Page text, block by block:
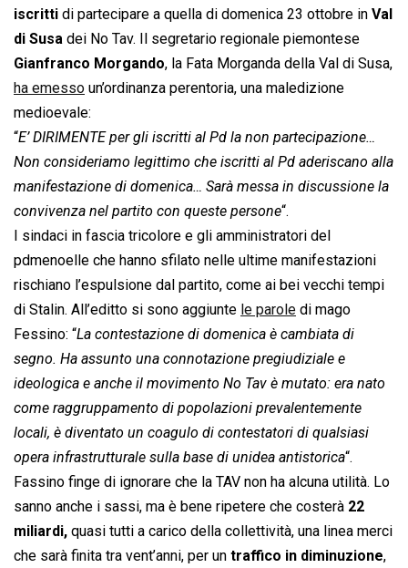
b
o
o
k
s
A
p
p
e
d
I
n
a
d
s
l
L
i
n
k
t
iscritti di partecipare a quella di domenica 23 ottobre in Val
di Susa dei No Tav. Il segretario regionale piemontese
Gianfranco Morgando, la Fata Morganda della Val di Susa,
ha emesso un’ordinanza perentoria, una maledizione
medioevale:
“E’ DIRIMENTE per gli iscritti al Pd la non partecipazione…
Non consideriamo legittimo che iscritti al Pd aderiscano alla
manifestazione di domenica… Sarà messa in discussione la
convivenza nel partito con queste persone“.
I sindaci in fascia tricolore e gli amministratori del
pdmenoelle che hanno sfilato nelle ultime manifestazioni
rischiano l’espulsione dal partito, come ai bei vecchi tempi
di Stalin. All’editto si sono aggiunte le parole di mago
Fessino: “La contestazione di domenica è cambiata di
segno. Ha assunto una connotazione pregiudiziale e
ideologica e anche il movimento No Tav è mutato: era nato
come raggruppamento di popolazioni prevalentemente
locali, è diventato un coagulo di contestatori di qualsiasi
opera infrastrutturale sulla base di unidea antistorica“.
Fassino finge di ignorare che la TAV non ha alcuna utilità. Lo
sanno anche i sassi, ma è bene ripetere che costerà 22
miliardi, quasi tutti a carico della collettività, una linea merci
che sarà finita tra vent’anni, per un traffico in diminuzione,